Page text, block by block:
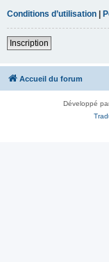
Conditions d’utilisation |
Inscription
Accueil du forum
Développé